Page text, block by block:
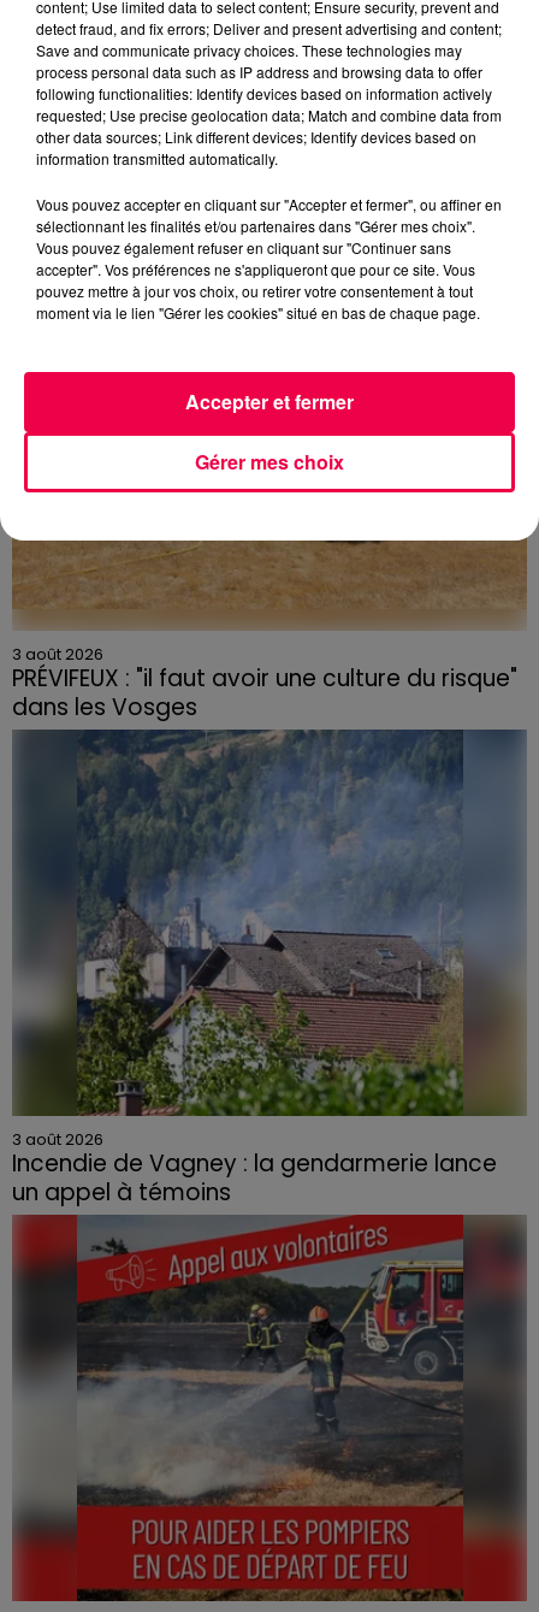
5 août 2026
Des assiettes Linvosges rappelées pour
excès de plomb
Du plomb a été détecté dans deux assiettes en
céramique vendues entre 2020 et 2022 par Linvosges.
3 août 2026
PRÉVIFEUX : "il faut avoir une culture du risque"
dans les Vosges
3 août 2026
Incendie de Vagney : la gendarmerie lance
un appel à témoins
Le feu, parti d'une haie avant de se propager au
quartier résidentiel, avait détruit deux habitations et
contraint à l'évacuation d'une centaine de personnes.
content; Use limited data to select content; Ensure security, prevent and
detect fraud, and fix errors; Deliver and present advertising and content;
Save and communicate privacy choices. These technologies may
process personal data such as IP address and browsing data to offer
following functionalities: Identify devices based on information actively
requested; Use precise geolocation data; Match and combine data from
other data sources; Link different devices; Identify devices based on
information transmitted automatically.
Vous pouvez accepter en cliquant sur "Accepter et fermer", ou affiner en
sélectionnant les finalités et/ou partenaires dans "Gérer mes choix".
Vous pouvez également refuser en cliquant sur "Continuer sans
accepter". Vos préférences ne s'appliqueront que pour ce site. Vous
pouvez mettre à jour vos choix, ou retirer votre consentement à tout
moment via le lien "Gérer les cookies" situé en bas de chaque page.
Gérer mes choix
Accepter et fermer